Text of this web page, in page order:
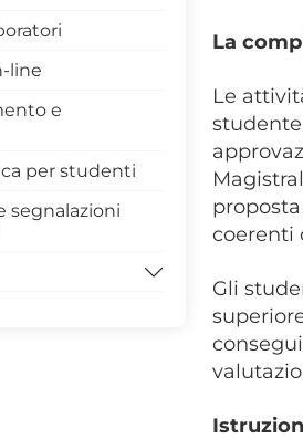
La
Le
coerenti
Gli
di Assicurazione
di Ricerca
Insegnamenti
Insegnamenti
laurea in
(L 35)
Insegnamenti
laurea Magistrale
(LM 40)
line
e
per studenti
segnalazioni